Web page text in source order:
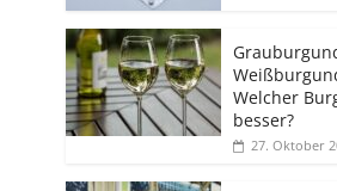
Welcher
besser?
27. Oktober